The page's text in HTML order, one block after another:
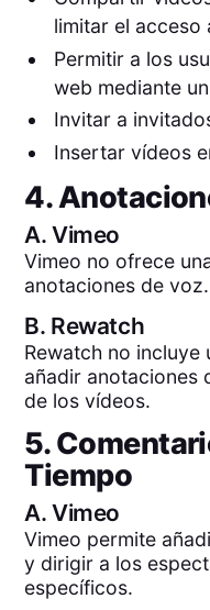
limitar el acceso
Permitir a los
web mediante
Invitar a
Insertar vídeos
4.
A.Vimeo
Vimeo no ofrece
anotaciones de voz.
B. Rewatch
Rewatch no incluye
añadir anotaciones
de los vídeos.
5.
Tiempo
A.Vimeo
Vimeo permite
y dirigir a los
específicos.